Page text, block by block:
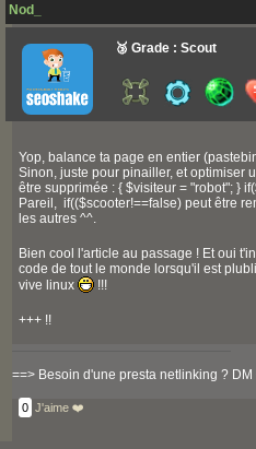
Nod_
🥉 Grade : Scout
Yop, balance ta page en entier
Sinon, juste pour pinailler, et optimiser
être supprimée : { $visiteur = "robot"; }
Pareil, if(($scooter!==false) peut être
les autres ^^.
Bien cool l'article au passage ! Et oui
code de tout le monde lorsqu'il est
vive linux
!!!
+++ !!
==> Besoin d'une presta netlinking ? DM
0 J'aime ❤️